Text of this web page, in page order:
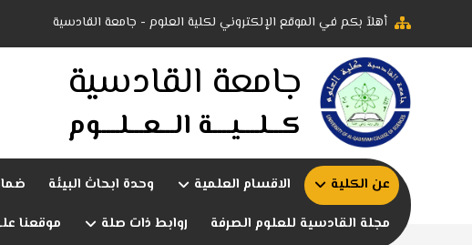
أهلاً بكم في الموقع الإلكتروني لكلية العلوم - جامعة القادسية
جامعة القادسية
كـــلــــيــــة الـــعـــلــــوم
عن الكلية الاقسام العلمية وحدة ابحاث البيئة
مجلة القادسية للعلوم الصرفة
روابط ذات صلة موقعنا